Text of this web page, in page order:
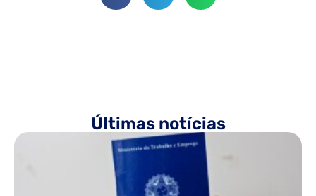
Últimas notícias